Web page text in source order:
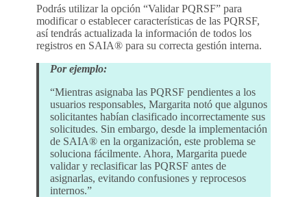
Podrás utilizar la opción “Validar PQRSF” para
modificar o establecer características de las PQRSF,
así tendrás actualizada la información de todos los
registros en SAIA® para su correcta gestión interna.
Por ejemplo:
“Mientras asignaba las PQRSF pendientes a los
usuarios responsables, Margarita notó que algunos
solicitantes habían clasificado incorrectamente sus
solicitudes. Sin embargo, desde la implementación
de SAIA® en la organización, este problema se
soluciona fácilmente. Ahora, Margarita puede
validar y reclasificar las PQRSF antes de
asignarlas, evitando confusiones y reprocesos
internos.”